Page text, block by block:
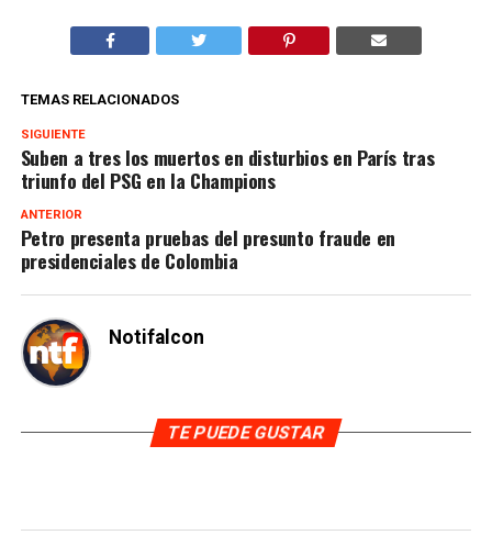
TEMAS RELACIONADOS
SIGUIENTE
Suben a tres los muertos en disturbios en París tras
triunfo del PSG en la Champions
ANTERIOR
Petro presenta pruebas del presunto fraude en
presidenciales de Colombia
Notifalcon
TE PUEDE GUSTAR